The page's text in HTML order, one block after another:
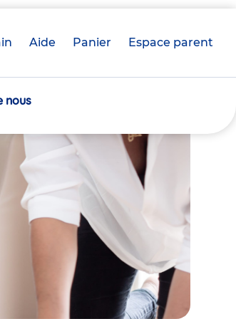
Aide Panier crèche(s)
Espace parent
nous